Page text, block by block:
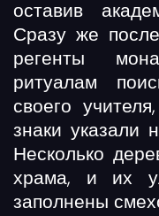
оставив
Сразу же
регенты
ритуалам
своего
знаки указали
Несколько
храма, и их
заполнены